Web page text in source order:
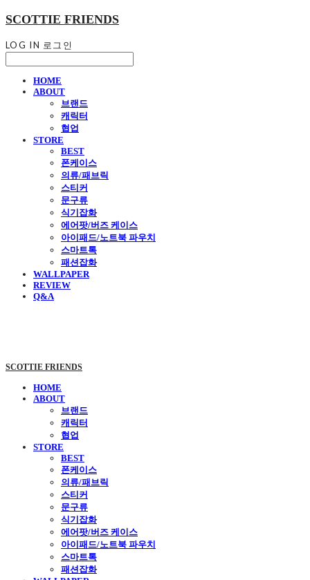
SCOTTIE FRIENDS
LOG IN 로그인
HOME
ABOUT
브랜드
캐릭터
협업
STORE
BEST
폰케이스
의류/패브릭
스티커
문구류
식기잡화
에어팟/버즈 케이스
아이패드/노트북 파우치
스마트톡
패션잡화
WALLPAPER
REVIEW
Q&A
SCOTTIE FRIENDS
HOME
ABOUT
브랜드
캐릭터
협업
STORE
BEST
폰케이스
의류/패브릭
스티커
문구류
식기잡화
에어팟/버즈 케이스
아이패드/노트북 파우치
스마트톡
패션잡화